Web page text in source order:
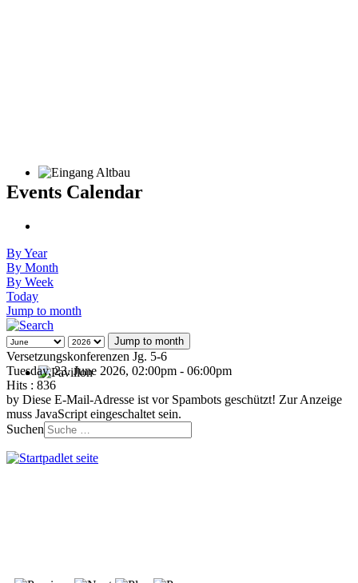
Events Calendar
By Year
By Month
By Week
Today
Jump to month
Jump to month
Versetzungskonferenzen Jg. 5-6
Tuesday, 23. June 2026, 02:00pm - 06:00pm
Hits : 836
by Diese E-Mail-Adresse ist vor Spambots geschützt! Zur Anzeige
muss JavaScript eingeschaltet sein.
Suchen